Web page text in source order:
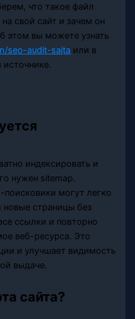
что такое файл
свой сайт и зачем он
этом вы можете узнать
seo-audit-sajta или в
индексировать и
нужен sitemap.
могут легко
новые страницы без
ссылки и повторно
веб-ресурса. Это
и улучшает видимость
выдаче.
сайта?